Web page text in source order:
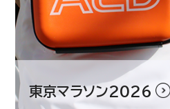
サステナビリティ KPIの
東京マラソン2026